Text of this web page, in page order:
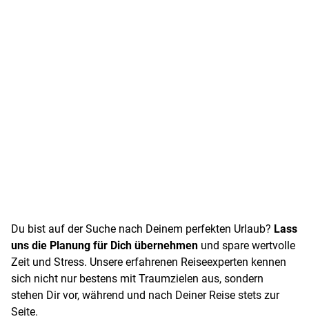
Du bist auf der Suche nach Deinem perfekten Urlaub? Lass
uns die Planung für Dich übernehmen und spare wertvolle
Zeit und Stress. Unsere erfahrenen Reiseexperten kennen
sich nicht nur bestens mit Traumzielen aus, sondern
stehen Dir vor, während und nach Deiner Reise stets zur
Seite.